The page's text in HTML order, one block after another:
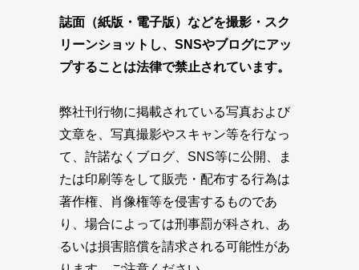
誌面（紙版・電子版）などを撮影・スク
リーンショットし、SNSやブログにアッ
プすることは法律で禁止されています。
弊社刊行物に掲載されている写真および
文章を、写真撮影やスキャン等を行なっ
て、許諾なくブログ、SNS等に公開、ま
たは印刷等をして販売・配布する行為は
著作権、肖像権等を侵害するものであ
り、場合によっては刑事罰が科され、あ
るいは損害賠償を請求される可能性があ